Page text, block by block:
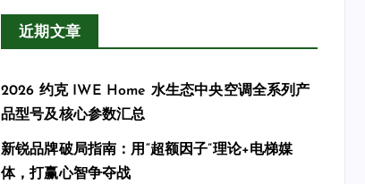
近期文章
2026 约克 IWE Home 水生态中央空调全系列产
品型号及核心参数汇总
新锐品牌破局指南：用“超额因子”理论+电梯媒
体，打赢心智争夺战